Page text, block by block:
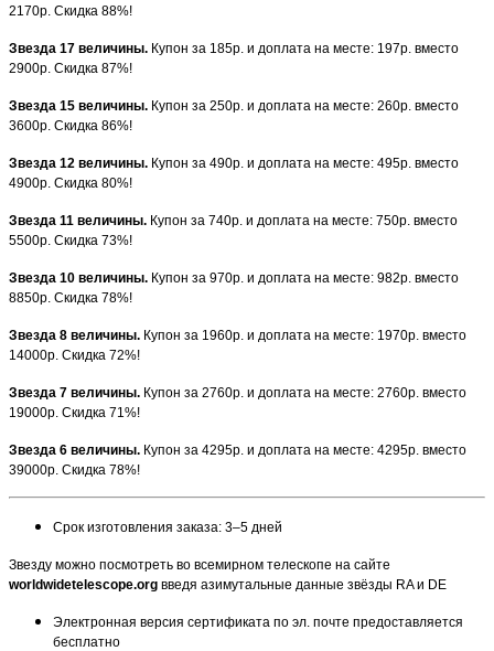
2170р. Скидка 88%!
Звезда 17 величины. Купон за 185р. и доплата на месте: 197р. вместо
2900р. Скидка 87%!
Звезда 15 величины. Купон за 250р. и доплата на месте: 260р. вместо
3600р. Скидка 86%!
Звезда 12 величины. Купон за 490р. и доплата на месте: 495р. вместо
4900р. Скидка 80%!
Звезда 11 величины. Купон за 740р. и доплата на месте: 750р. вместо
5500р. Скидка 73%!
Звезда 10 величины. Купон за 970р. и доплата на месте: 982р. вместо
8850р. Скидка 78%!
Звезда 8 величины. Купон за 1960р. и доплата на месте: 1970р. вместо
14000р. Скидка 72%!
Звезда 7 величины. Купон за 2760р. и доплата на месте: 2760р. вместо
19000р. Скидка 71%!
Звезда 6 величины. Купон за 4295р. и доплата на месте: 4295р. вместо
39000р. Скидка 78%!
Срок изготовления заказа: 3–5 дней
Звезду можно посмотреть во всемирном телескопе на сайте
worldwidetelescope.org введя азимутальные данные звёзды RA и DE
Электронная версия сертификата по эл. почте предоставляется
бесплатно